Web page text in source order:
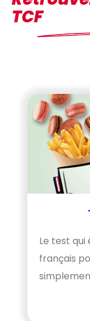
TCF
Le test qui
français